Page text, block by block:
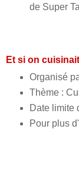
de Super
Et si on
Organisé
Thème :
Date limite
Pour plus